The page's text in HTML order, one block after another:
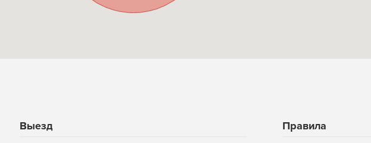
Выезд Правила